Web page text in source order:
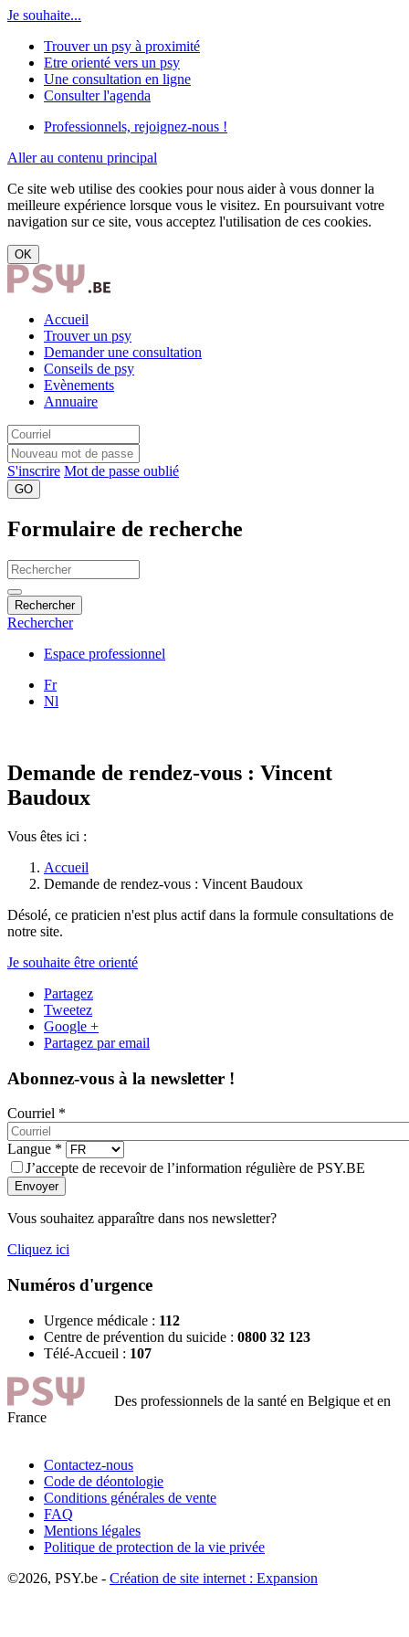
Je souhaite...
Trouver un psy à proximité
Etre orienté vers un psy
Une consultation en ligne
Consulter l'agenda
Professionnels, rejoignez-nous !
Aller au contenu principal
Ce site web utilise des cookies pour nous aider à vous donner la
meilleure expérience lorsque vous le visitez. En poursuivant votre
navigation sur ce site, vous acceptez l'utilisation de ces cookies.
OK
Accueil
Trouver un psy
Demander une consultation
Conseils de psy
Evènements
Annuaire
S'inscrire Mot de passe oublié
GO
Formulaire de recherche
Rechercher
Rechercher
Espace professionnel
Fr
Nl
Demande de rendez-vous : Vincent
Baudoux
Vous êtes ici :
Accueil
Demande de rendez-vous : Vincent Baudoux
Désolé, ce praticien n'est plus actif dans la formule consultations de
notre site.
Je souhaite être orienté
Partagez
Tweetez
Google +
Partagez par email
Abonnez-vous à la newsletter !
Courriel *
Langue *
J’accepte de recevoir de l’information régulière de PSY.BE
Envoyer
Vous souhaitez apparaître dans nos newsletter?
Cliquez ici
Numéros d'urgence
Urgence médicale : 112
Centre de prévention du suicide : 0800 32 123
Télé-Accueil : 107
Des professionnels de la santé en Belgique et en
France
Contactez-nous
Code de déontologie
Conditions générales de vente
FAQ
Mentions légales
Politique de protection de la vie privée
©2026, PSY.be - Création de site internet : Expansion